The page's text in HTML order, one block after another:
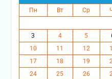
Пн Вт Ср
3
4 5
10
11 12
17
18 19
24
25 26